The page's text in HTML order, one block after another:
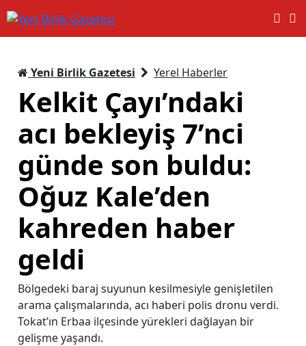
Yeni Birlik Gazetesi Yerel Haberler
Kelkit Çayı’ndaki
acı bekleyiş 7’nci
günde son buldu:
Oğuz Kale’den
kahreden haber
geldi
Bölgedeki baraj suyunun kesilmesiyle genişletilen
arama çalışmalarında, acı haberi polis dronu verdi.
Tokat’ın Erbaa ilçesinde yürekleri dağlayan bir
gelişme yaşandı.